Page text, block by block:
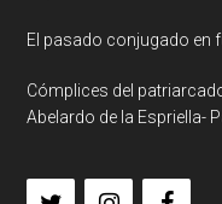
El pasado conjugado en
Cómplices del
Abelardo de la Espriella-